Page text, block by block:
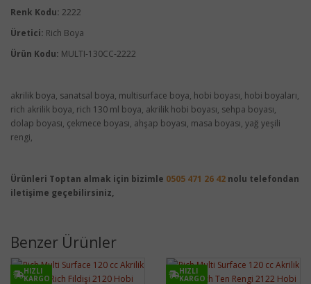
Renk Kodu: 2222
Üretici: Rich Boya
Ürün Kodu: MULTI-130CC-2222
akrilik boya, sanatsal boya, multisurface boya, hobi boyası, hobi boyaları,
rich akrilik boya, rich 130 ml boya, akrilik hobi boyası, sehpa boyası,
dolap boyası, çekmece boyası, ahşap boyası, masa boyası, yağ yeşili
rengi,
Ürünleri Toptan almak için bizimle 0505 471 26 42 nolu telefondan
iletişime geçebilirsiniz,
Benzer Ürünler
HIZLI
KARGO
HIZLI
KARGO